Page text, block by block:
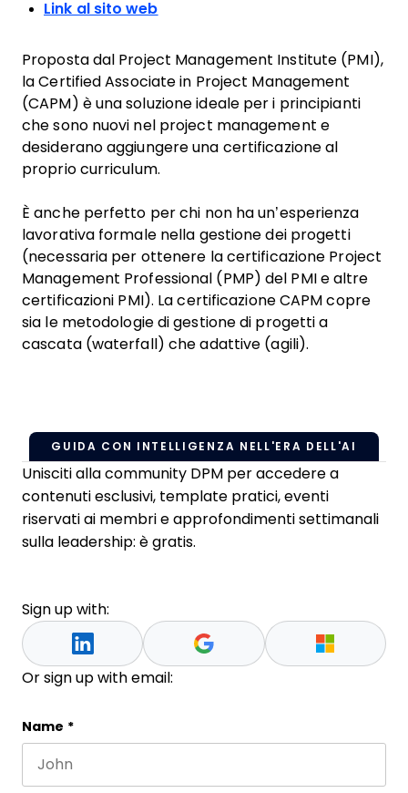
Link al sito web
Proposta dal Project Management Institute (PMI),
la Certified Associate in Project Management
(CAPM) è una soluzione ideale per i principianti
che sono nuovi nel project management e
desiderano aggiungere una certificazione al
proprio curriculum.
È anche perfetto per chi non ha un’esperienza
lavorativa formale nella gestione dei progetti
(necessaria per ottenere la certificazione Project
Management Professional (PMP) del PMI e altre
certificazioni PMI). La certificazione CAPM copre
sia le metodologie di gestione di progetti a
cascata (waterfall) che adattive (agili).
GUIDA CON INTELLIGENZA NELL'ERA DELL'AI
Unisciti alla community DPM per accedere a
contenuti esclusivi, template pratici, eventi
riservati ai membri e approfondimenti settimanali
sulla leadership: è gratis.
Sign up with:
Or sign up with email:
Phone
Name *